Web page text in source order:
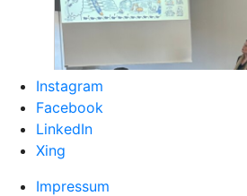
Instagram
Facebook
LinkedIn
Xing
Impressum